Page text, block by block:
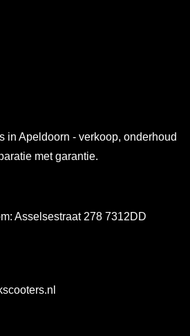
in Apeldoorn - verkoop, onderhoud
met garantie.
Asselsestraat 278 7312DD